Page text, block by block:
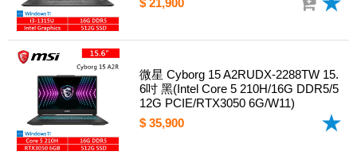
$ 21,900
微星 Cyborg 15 A2RUDX-2288TW 15.
6吋 黑(Intel Core 5 210H/16G DDR5/5
12G PCIE/RTX3050 6G/W11)
$ 35,900